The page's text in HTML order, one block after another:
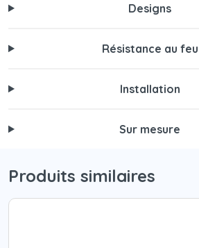
Designs
Résistance au feu
Installation
Sur mesure
Produits similaires